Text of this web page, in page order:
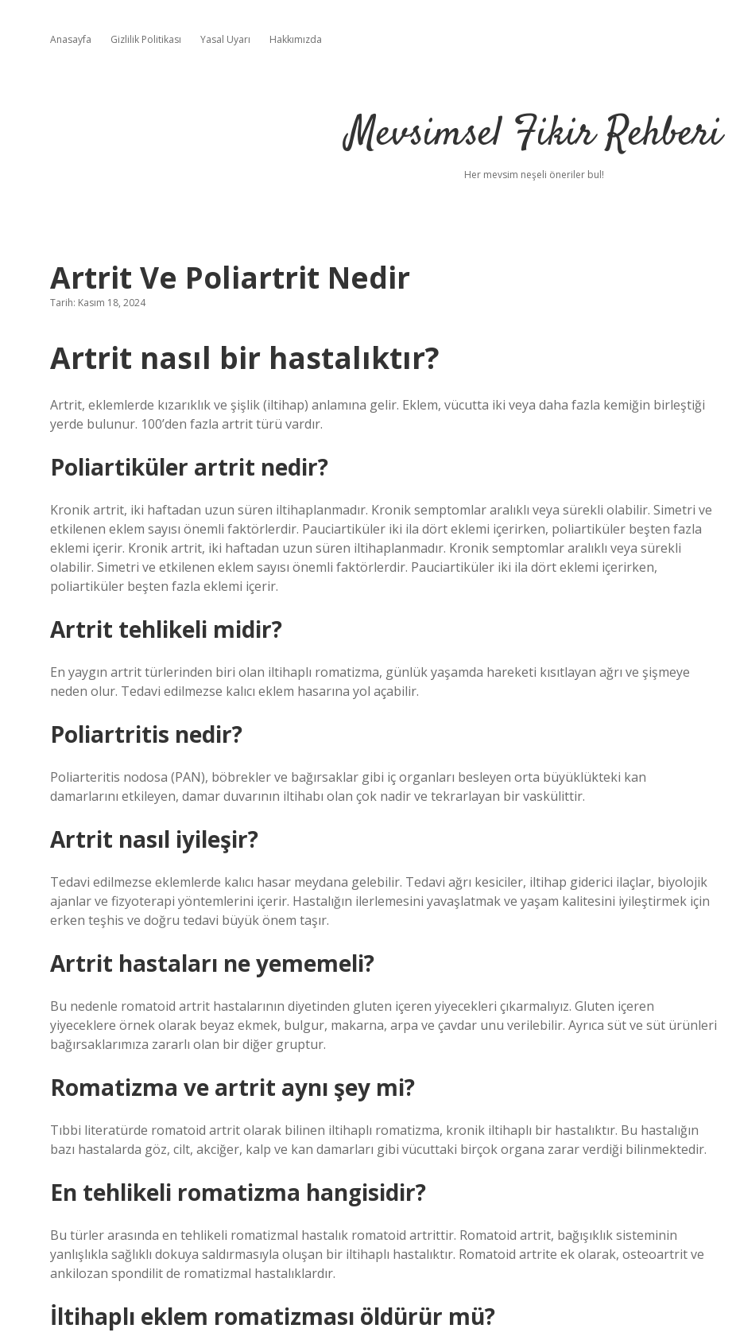
Anasayfa Gizlilik Politikası Yasal Uyarı Hakkımızda
Mevsimsel Fikir Rehberi
Her mevsim neşeli öneriler bul!
Artrit Ve Poliartrit Nedir
Tarih: Kasım 18, 2024
Artrit nasıl bir hastalıktır?
Artrit, eklemlerde kızarıklık ve şişlik (iltihap) anlamına gelir. Eklem, vücutta iki veya daha fazla kemiğin birleştiği
yerde bulunur. 100’den fazla artrit türü vardır.
Poliartiküler artrit nedir?
Kronik artrit, iki haftadan uzun süren iltihaplanmadır. Kronik semptomlar aralıklı veya sürekli olabilir. Simetri ve
etkilenen eklem sayısı önemli faktörlerdir. Pauciartiküler iki ila dört eklemi içerirken, poliartiküler beşten fazla
eklemi içerir. Kronik artrit, iki haftadan uzun süren iltihaplanmadır. Kronik semptomlar aralıklı veya sürekli
olabilir. Simetri ve etkilenen eklem sayısı önemli faktörlerdir. Pauciartiküler iki ila dört eklemi içerirken,
poliartiküler beşten fazla eklemi içerir.
Artrit tehlikeli midir?
En yaygın artrit türlerinden biri olan iltihaplı romatizma, günlük yaşamda hareketi kısıtlayan ağrı ve şişmeye
neden olur. Tedavi edilmezse kalıcı eklem hasarına yol açabilir.
Poliartritis nedir?
Poliarteritis nodosa (PAN), böbrekler ve bağırsaklar gibi iç organları besleyen orta büyüklükteki kan
damarlarını etkileyen, damar duvarının iltihabı olan çok nadir ve tekrarlayan bir vaskülittir.
Artrit nasıl iyileşir?
Tedavi edilmezse eklemlerde kalıcı hasar meydana gelebilir. Tedavi ağrı kesiciler, iltihap giderici ilaçlar, biyolojik
ajanlar ve fizyoterapi yöntemlerini içerir. Hastalığın ilerlemesini yavaşlatmak ve yaşam kalitesini iyileştirmek için
erken teşhis ve doğru tedavi büyük önem taşır.
Artrit hastaları ne yememeli?
Bu nedenle romatoid artrit hastalarının diyetinden gluten içeren yiyecekleri çıkarmalıyız. Gluten içeren
yiyeceklere örnek olarak beyaz ekmek, bulgur, makarna, arpa ve çavdar unu verilebilir. Ayrıca süt ve süt ürünleri
bağırsaklarımıza zararlı olan bir diğer gruptur.
Romatizma ve artrit aynı şey mi?
Tıbbi literatürde romatoid artrit olarak bilinen iltihaplı romatizma, kronik iltihaplı bir hastalıktır. Bu hastalığın
bazı hastalarda göz, cilt, akciğer, kalp ve kan damarları gibi vücuttaki birçok organa zarar verdiği bilinmektedir.
En tehlikeli romatizma hangisidir?
Bu türler arasında en tehlikeli romatizmal hastalık romatoid artrittir. Romatoid artrit, bağışıklık sisteminin
yanlışlıkla sağlıklı dokuya saldırmasıyla oluşan bir iltihaplı hastalıktır. Romatoid artrite ek olarak, osteoartrit ve
ankilozan spondilit de romatizmal hastalıklardır.
İltihaplı eklem romatizması öldürür mü?